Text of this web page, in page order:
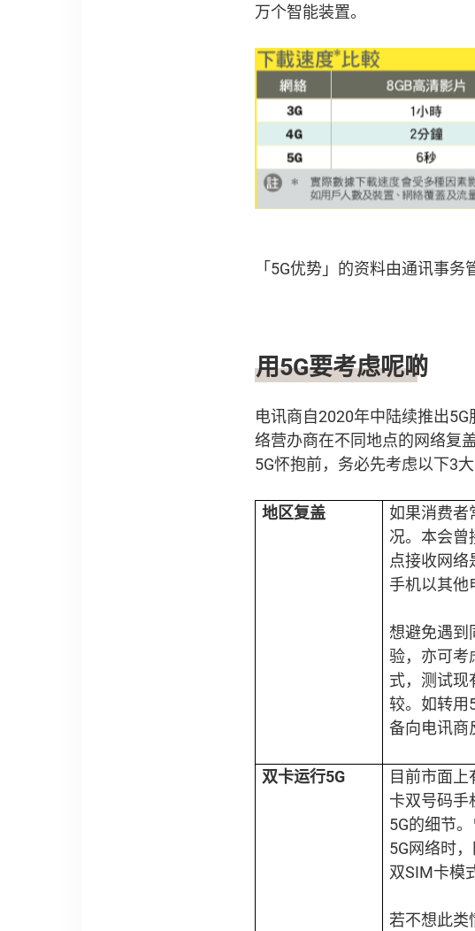
万个智能装置。
「5G优势」的资料由通讯事
用5G要考虑呢啲
电讯商自2020年中陆续推出
络营办商在不同地点的网络复
5G怀抱前，务必先考虑以下3大
地区复盖
如果消费者
况。本会曾
点接收网
手机以其他
想避免遇到
验，亦可考
式，测试现
较。如转用
备向电讯商
双卡运行5G
目前市面
卡双号码手
5G的细节
5G网络时
双SIM卡模
若不想此类